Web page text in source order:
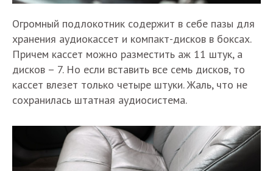
Огромный подлокотник содержит в себе пазы для
хранения аудиокассет и компакт-дисков в боксах.
Причем кассет можно разместить аж 11 штук, а
дисков – 7. Но если вставить все семь дисков, то
кассет влезет только четыре штуки. Жаль, что не
сохранилась штатная аудиосистема.